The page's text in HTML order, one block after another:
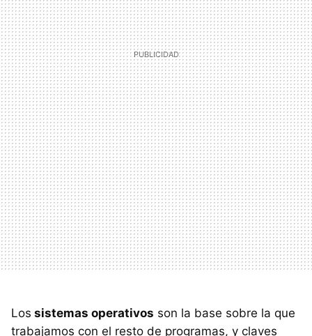
Los sistemas operativos son la base sobre la que
trabajamos con el resto de programas, y claves